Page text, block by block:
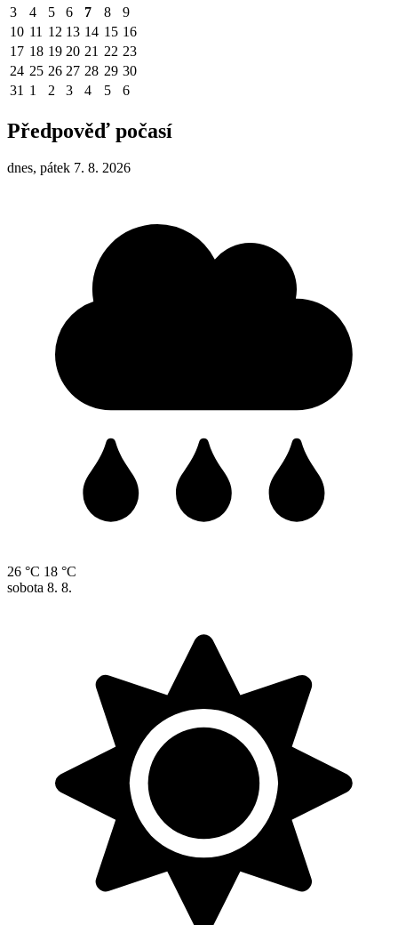
3 4 5 6 7 8
9
10 11 12 13 14 15 16
17 18 19 20 21 22 23
24 25 26 27 28 29 30
31 1 2 3 4 5 6
Předpověď počasí
dnes, pátek 7. 8. 2026
26 °C 18 °C
sobota 8. 8.